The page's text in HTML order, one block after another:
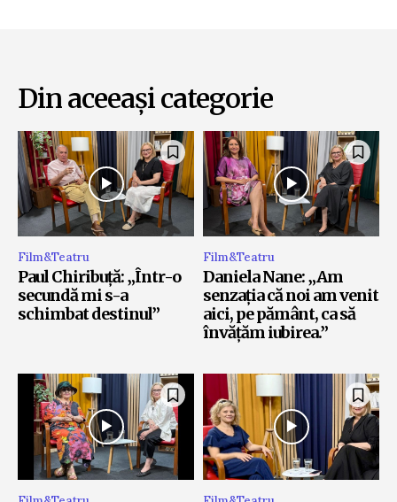
Din aceeași categorie
Film&Teatru
Paul Chiribuță: „Într-o
secundă mi s-a
schimbat destinul”
Film&Teatru
Daniela Nane: „Am
senzația că noi am venit
aici, pe pământ, ca să
învățăm iubirea.”